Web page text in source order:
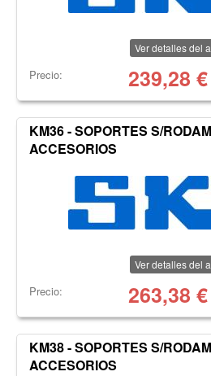
Ver detalles del
Precio: 239,28 €
KM36 - SOPORTES S/
ACCESORIOS
Ver detalles del
Precio: 263,38 €
KM38 - SOPORTES S/
ACCESORIOS